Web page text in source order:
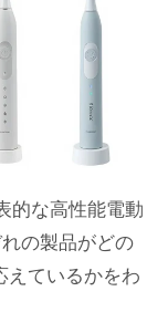
的な高性能電動
の製品がどの
えているかをわ